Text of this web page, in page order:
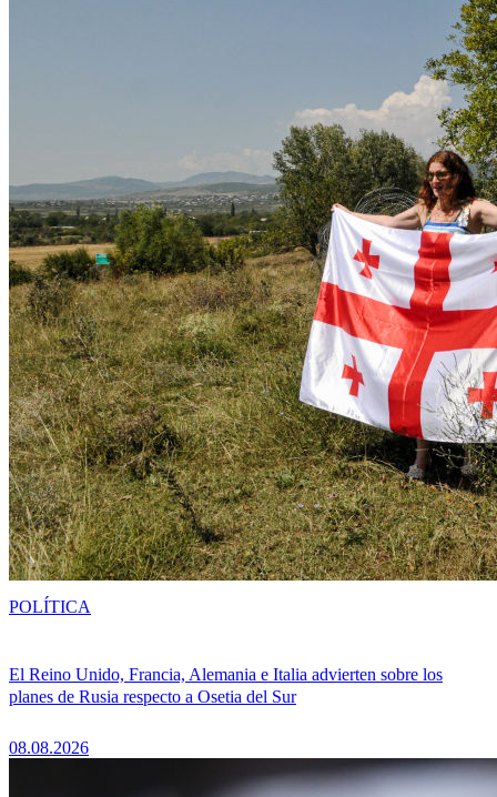
El Reino Unido, Francia, Alemania e Italia advierten sobre los
planes de Rusia respecto a Osetia del Sur
08.08.2026
POLÍTICA